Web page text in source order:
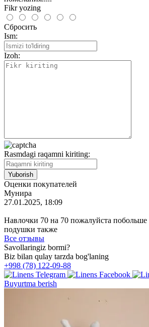
Fikr yozing
Сбросить
Ism:
Izoh:
Rasmdagi raqamni kiriting:
Оценки покупателей
Мунира
27.01.2025, 18:09
Навлочки 70 на 70 пожалуйста побольше
подушки также
Все отзывы
Savollaringiz bormi?
Biz bilan qulay tarzda bog'laning
+998 (78) 122-09-88
Buyurtma berish